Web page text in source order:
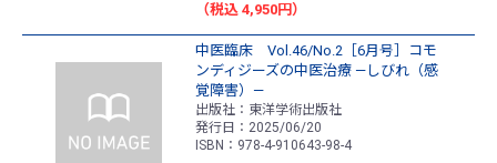
（税込 4,950円）
中医臨床 Vol.46/No.2［6月号］コモ
ンディジーズの中医治療 ―しびれ（感
覚障害）―
出版社：東洋学術出版社
発行日：2025/06/20
ISBN：978-4-910643-98-4